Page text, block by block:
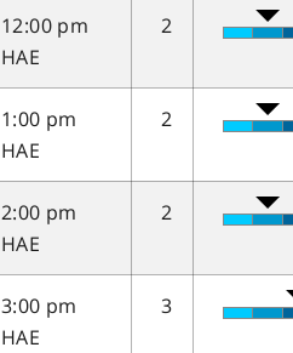
12:00 pm
HAE
2
1:00 pm
HAE
2
2:00 pm
HAE
2
3:00 pm
HAE
3